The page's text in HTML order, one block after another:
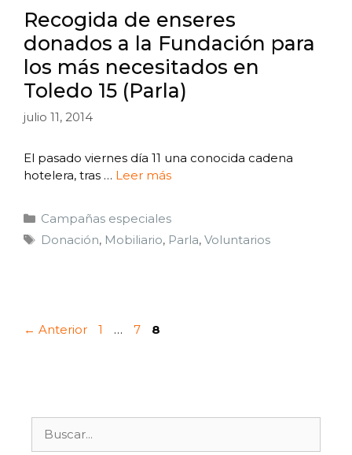
Recogida de enseres
donados a la Fundación para
los más necesitados en
Toledo 15 (Parla)
julio 11, 2014
El pasado viernes día 11 una conocida cadena
hotelera, tras … Leer más
Campañas especiales
Donación, Mobiliario, Parla, Voluntarios
← Anterior 1 … 7 8